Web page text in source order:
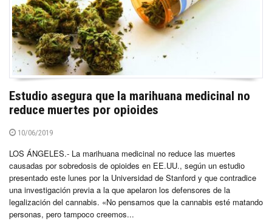
Estudio asegura que la marihuana medicinal no
reduce muertes por opioides
10/06/2019
LOS ÁNGELES.- La marihuana medicinal no reduce las muertes
causadas por sobredosis de opioides en EE.UU., según un estudio
presentado este lunes por la Universidad de Stanford y que contradice
una investigación previa a la que apelaron los defensores de la
legalización del cannabis. «No pensamos que la cannabis esté matando
personas, pero tampoco creemos...